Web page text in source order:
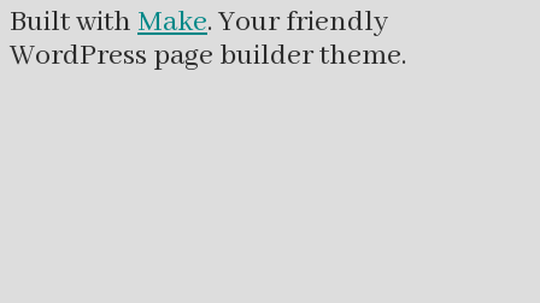
Built with Make. Your friendly
WordPress page builder theme.